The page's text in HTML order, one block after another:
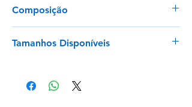
Composição
Tamanhos Disponíveis